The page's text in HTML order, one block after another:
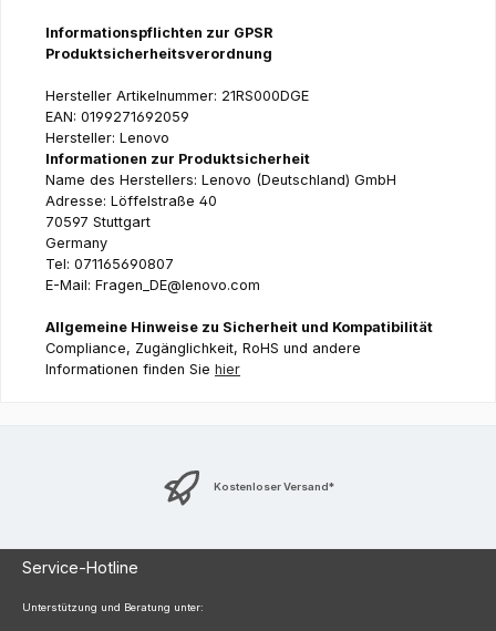
Informationspflichten zur GPSR
Produktsicherheitsverordnung
Hersteller Artikelnummer: 21RS000DGE
EAN: 0199271692059
Hersteller: Lenovo
Informationen zur Produktsicherheit
Name des Herstellers: Lenovo (Deutschland) GmbH
Adresse: Löffelstraße 40
70597 Stuttgart
Germany
Tel: 071165690807
E-Mail: Fragen_DE@lenovo.com
Allgemeine Hinweise zu Sicherheit und Kompatibilität
Compliance, Zugänglichkeit, RoHS und andere
Informationen finden Sie hier
Kostenloser Versand*
Service-Hotline
Unterstützung und Beratung unter: